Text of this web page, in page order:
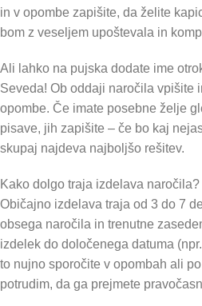
in v opombe zapišite, da želite
bom z veseljem upoštevala in
Ali lahko na pujska dodate ime
Seveda! Ob oddaji naročila vpišite
opombe. Če imate posebne želje
pisave, jih zapišite – če bo kaj
skupaj najdeva najboljšo rešitev.
Kako dolgo traja izdelava naročila?
Običajno izdelava traja od 3 do 7
obsega naročila in trenutne
izdelek do določenega datuma
to nujno sporočite v opombah ali
potrudim, da ga prejmete